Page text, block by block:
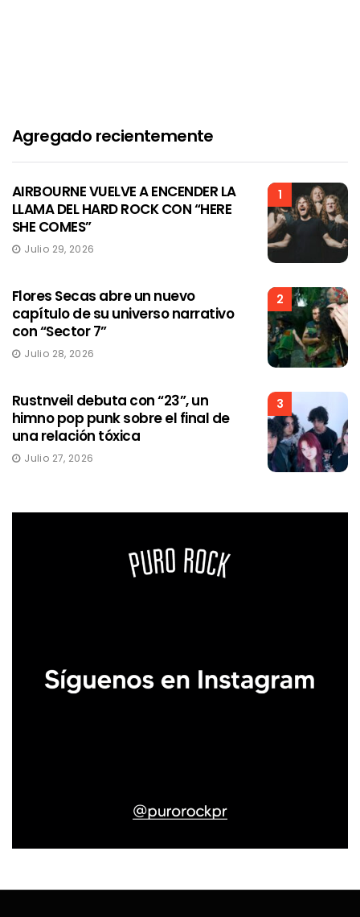
Agregado recientemente
1
AIRBOURNE VUELVE A ENCENDER LA
LLAMA DEL HARD ROCK CON “HERE
SHE COMES”
Julio 29, 2026
2
Flores Secas abre un nuevo
capítulo de su universo narrativo
con “Sector 7”
Julio 28, 2026
3
Rustnveil debuta con “23”, un
himno pop punk sobre el final de
una relación tóxica
Julio 27, 2026